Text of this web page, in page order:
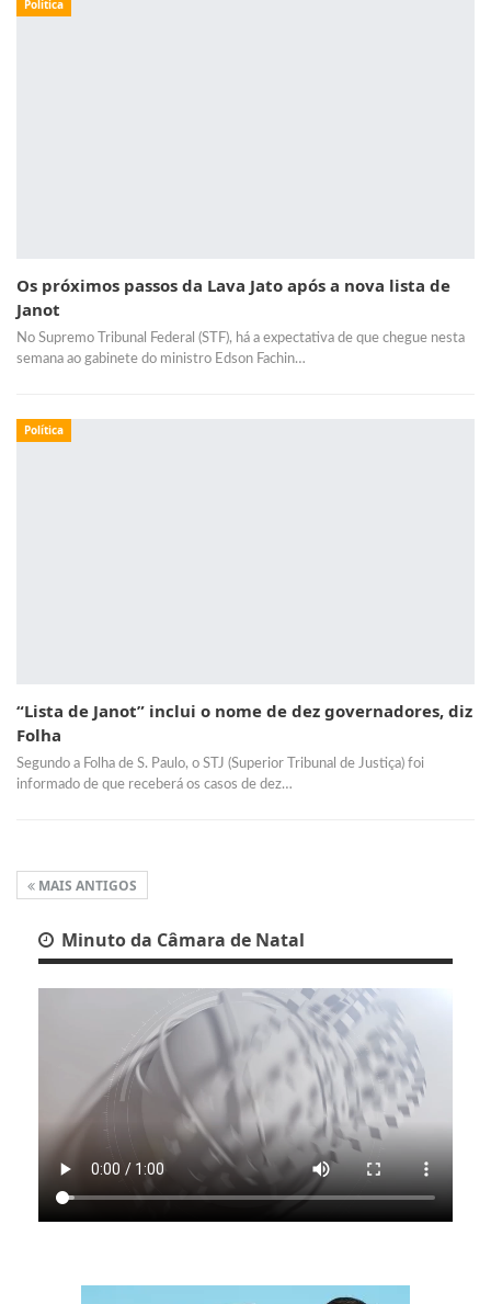
Política
Os próximos passos da Lava Jato após a nova lista de
Janot
No Supremo Tribunal Federal (STF), há a expectativa de que chegue nesta
semana ao gabinete do ministro Edson Fachin…
Política
“Lista de Janot” inclui o nome de dez governadores, diz
Folha
Segundo a Folha de S. Paulo, o STJ (Superior Tribunal de Justiça) foi
informado de que receberá os casos de dez…
MAIS ANTIGOS
Minuto da Câmara de Natal